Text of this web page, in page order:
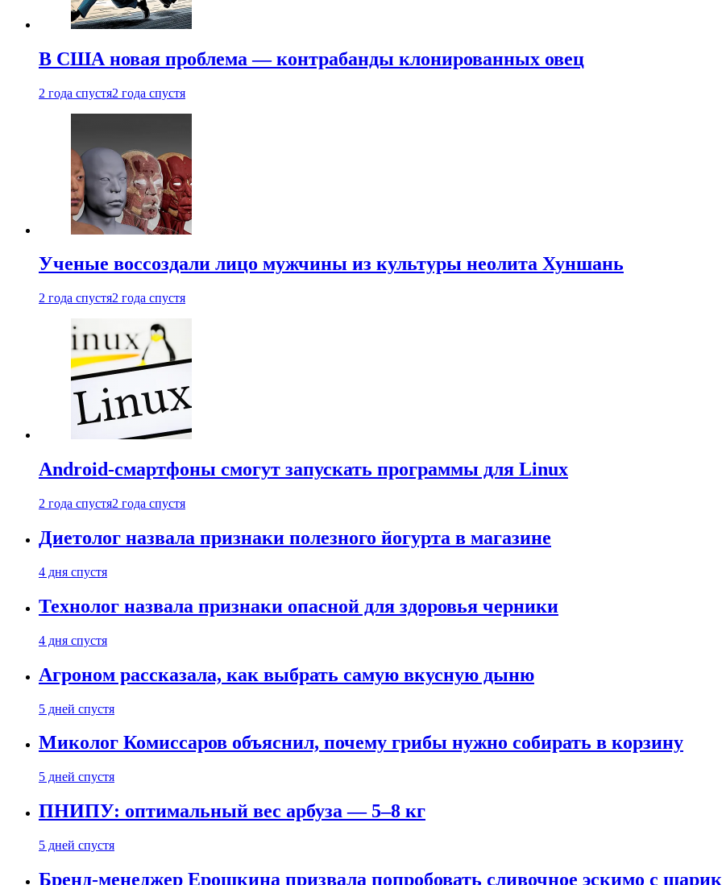
В США новая проблема — контрабанды клонированных овец
2 года спустя2 года спустя
Ученые воссоздали лицо мужчины из культуры неолита Хуншань
2 года спустя2 года спустя
Android-смартфоны смогут запускать программы для Linux
2 года спустя2 года спустя
Диетолог назвала признаки полезного йогурта в магазине
4 дня спустя
Технолог назвала признаки опасной для здоровья черники
4 дня спустя
Агроном рассказала, как выбрать самую вкусную дыню
5 дней спустя
Миколог Комиссаров объяснил, почему грибы нужно собирать в корзину
5 дней спустя
ПНИПУ: оптимальный вес арбуза — 5–8 кг
5 дней спустя
Бренд-менеджер Ерошкина призвала попробовать сливочное эскимо с